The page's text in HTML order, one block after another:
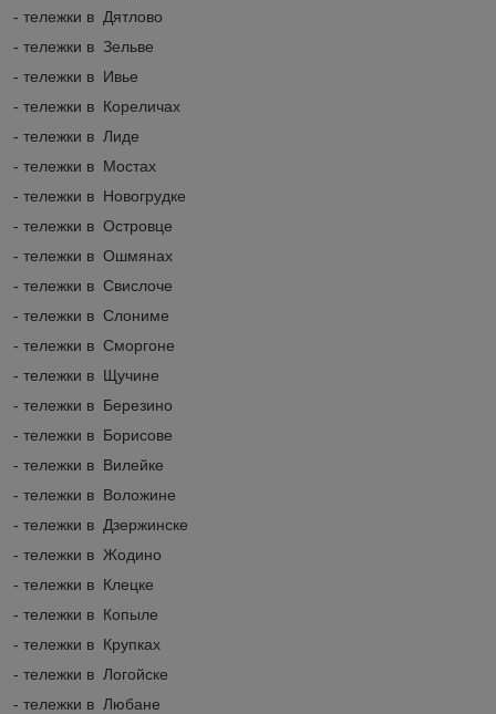
- тележки в Дятлово
- тележки в Зельве
- тележки в Ивье
- тележки в Кореличах
- тележки в Лиде
- тележки в Мостах
- тележки в Новогрудке
- тележки в Островце
- тележки в Ошмянах
- тележки в Свислоче
- тележки в Слониме
- тележки в Сморгоне
- тележки в Щучине
- тележки в Березино
- тележки в Борисове
- тележки в Вилейке
- тележки в Воложине
- тележки в Дзержинске
- тележки в Жодино
- тележки в Клецке
- тележки в Копыле
- тележки в Крупках
- тележки в Логойске
- тележки в Любане